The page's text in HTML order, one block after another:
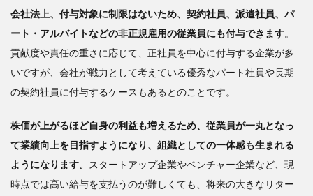
海
資家
を呼
び込
めの
ナン
ス改
会社法上、付与対象に制限はないため、契約社員、派遣社員、パ
ート・アルバイトなどの非正規雇用の従業員にも付与できます。
貢献度や責任の重さに応じて、正社員を中心に付与する企業が多
いですが、会社が戦力として考えている優秀なパート社員や長期
の契約社員に付与するケースもあるとのことです。
株価が上がるほど自身の利益も増えるため、従業員が一丸となっ
て業績向上を目指すようになり、組織としての一体感も生まれる
ようになります。
スタートアップ企業やベンチャー企業など、現
時点では高い給与を支払うのが難しくても、将来の大きなリター